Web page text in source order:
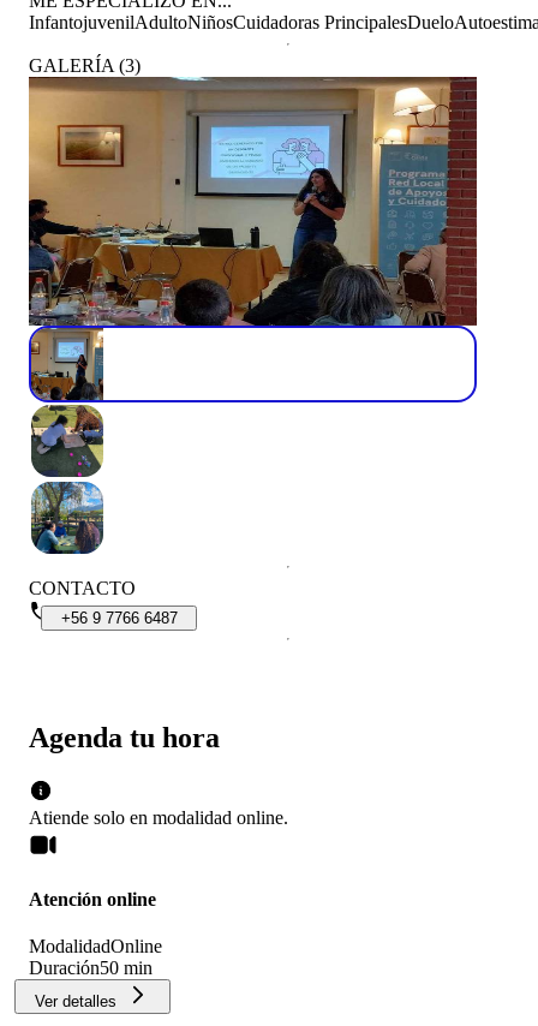
Agenda tu hora
Atiende solo en modalidad online.
Atención online
ModalidadOnline
Duración50 min
Ver detalles
InfantojuvenilAdultoNiñosCuidadoras PrincipalesDuelo
GALERÍA (3)
CONTACTO
+56 9 7766 6487